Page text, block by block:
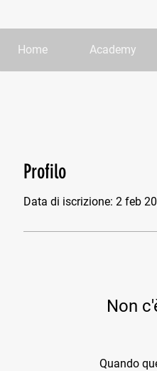
Home Academy
Profilo
Data di iscrizione: 2 feb
Non
Quando